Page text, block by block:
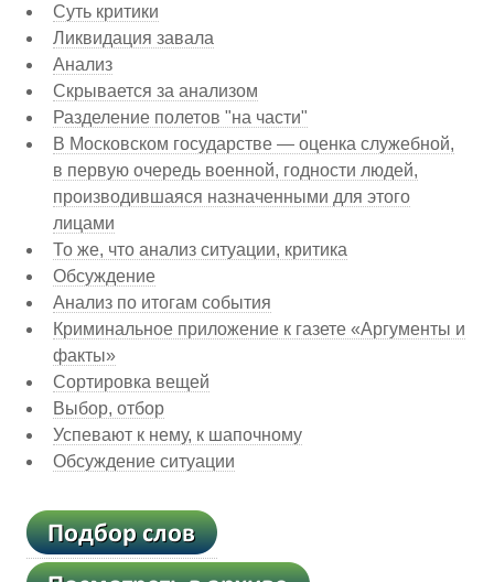
Суть критики
Ликвидация завала
Анализ
Скрывается за анализом
Разделение полетов "на части"
В Московском государстве — оценка служебной,
в первую очередь военной, годности людей,
производившаяся назначенными для этого
лицами
То же, что анализ ситуации, критика
Обсуждение
Анализ по итогам события
Криминальное приложение к газете «Аргументы и
факты»
Сортировка вещей
Выбор, отбор
Успевают к нему, к шапочному
Обсуждение ситуации